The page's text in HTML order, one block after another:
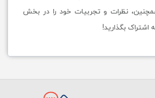
نظرات و تجربیات خود را در بخش
اشتراک بگذارید!